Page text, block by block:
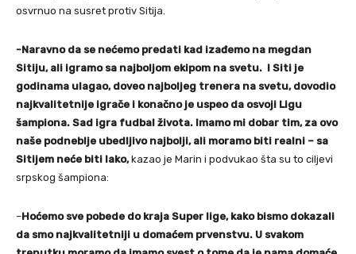
osvrnuo na susret protiv Sitija.
-Naravno da se nećemo predati kad izađemo na megdan
Sitiju, ali igramo sa najboljom ekipom na svetu. I Siti je
godinama ulagao, doveo najboljeg trenera na svetu, dovodio
najkvalitetnije igrače i konačno je uspeo da osvoji Ligu
šampiona. Sad igra fudbal života. Imamo mi dobar tim, za ovo
naše podneblje ubedljivo najbolji, ali moramo biti realni – sa
Sitijem neće biti lako,kazao je Marin i podvukao šta su to ciljevi
srpskog šampiona:
–Hoćemo sve pobede do kraja Super lige, kako bismo dokazali
da smo najkvalitetniji u domaćem prvenstvu. U svakom